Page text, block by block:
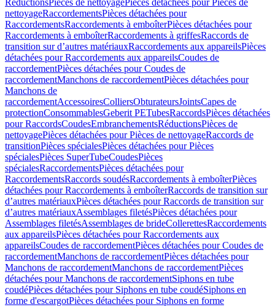
RéductionsPièces de nettoyagePièces détachées pour Pièces de
nettoyageRaccordementsPièces détachées pour
RaccordementsRaccordements à emboîterPièces détachées pour
Raccordements à emboîterRaccordements à griffesRaccords de
transition sur d’autres matériauxRaccordements aux appareilsPièces
détachées pour Raccordements aux appareilsCoudes de
raccordementPièces détachées pour Coudes de
raccordementManchons de raccordementPièces détachées pour
Manchons de
raccordementAccessoiresColliersObturateursJointsCapes de
protectionConsommablesGeberit PETubesRaccordsPièces détachées
pour RaccordsCoudesEmbranchementsRéductionsPièces de
nettoyagePièces détachées pour Pièces de nettoyageRaccords de
transitionPièces spécialesPièces détachées pour Pièces
spécialesPièces SuperTubeCoudesPièces
spécialesRaccordementsPièces détachées pour
RaccordementsRaccords soudésRaccordements à emboîterPièces
détachées pour Raccordements à emboîterRaccords de transition sur
d’autres matériauxPièces détachées pour Raccords de transition sur
d’autres matériauxAssemblages filetésPièces détachées pour
Assemblages filetésAssemblages de brideCollerettesRaccordements
aux appareilsPièces détachées pour Raccordements aux
appareilsCoudes de raccordementPièces détachées pour Coudes de
raccordementManchons de raccordementPièces détachées pour
Manchons de raccordementManchons de raccordementPièces
détachées pour Manchons de raccordementSiphons en tube
coudéPièces détachées pour Siphons en tube coudéSiphons en
forme d'escargotPièces détachées pour Siphons en forme